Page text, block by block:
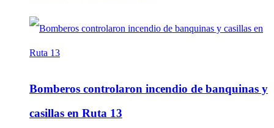
Bomberos controlaron incendio de banquinas y
casillas en Ruta 13